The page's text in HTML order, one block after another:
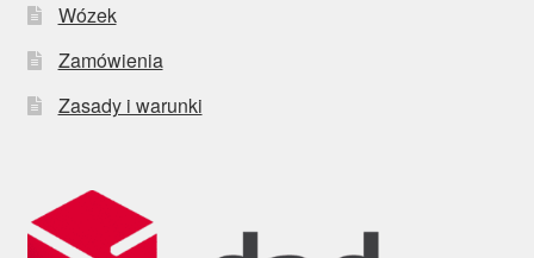
Wózek
Zamówienia
Zasady i warunki